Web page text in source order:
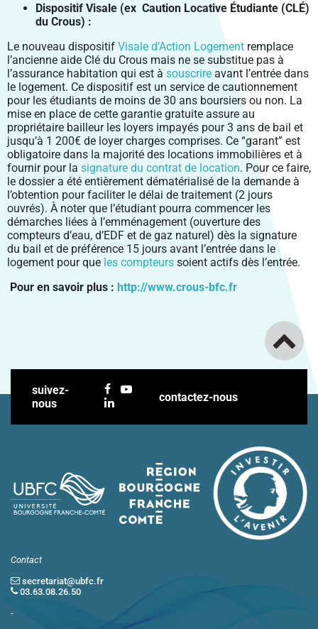
Dispositif Visale (ex Caution Locative Étudiante (CLÉ)
du Crous) :
Le nouveau dispositif Visale d’Action Logement remplace
l’ancienne aide Clé du Crous mais ne se substitue pas à
l’assurance habitation qui est à souscrire avant l’entrée dans
le logement. Ce dispositif est un service de cautionnement
pour les étudiants de moins de 30 ans boursiers ou non. La
mise en place de cette garantie gratuite assure au
propriétaire bailleur les loyers impayés pour 3 ans de bail et
jusqu’à 1 200€ de loyer charges comprises. Ce “garant” est
obligatoire dans la majorité des locations immobilières et à
fournir pour la signature du contrat de location. Pour ce faire,
le dossier a été entièrement dématérialisé de la demande à
l’obtention pour faciliter le délai de traitement (2 jours
ouvrés). À noter que l’étudiant pourra commencer les
démarches liées à l’emménagement (ouverture des
compteurs d’eau, d’EDF et de gaz naturel) dès la signature
du bail et de préférence 15 jours avant l’entrée dans le
logement pour que les compteurs soient actifs dès l’entrée.
Pour en savoir plus : http://www.crous-bfc.fr
suivez-
nous
contactez-nous
Contact
secretariat@ubfc.fr
03.63.08.26.50
-